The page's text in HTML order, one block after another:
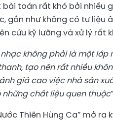
toán rất khó bởi nhiều
gần như không có tư liệu
cứu kỹ lưỡng và xử lý rất
không phải là một lớp
tạo nên rất nhiều
giá cao việc nhà sản
chất liệu quen thuộc
Thiên Hùng Ca” mở ra